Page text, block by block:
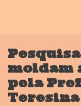
moldam
pela
Teresina